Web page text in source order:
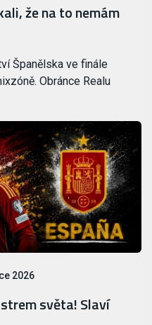
že na to nemám
Španělska ve finále
Obránce Realu
2026
světa! Slaví